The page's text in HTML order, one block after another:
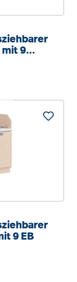
mit 9
9 EB